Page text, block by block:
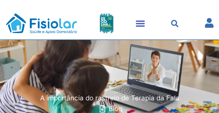
content
A importância do rastreio de Terapia da Fala
Blog